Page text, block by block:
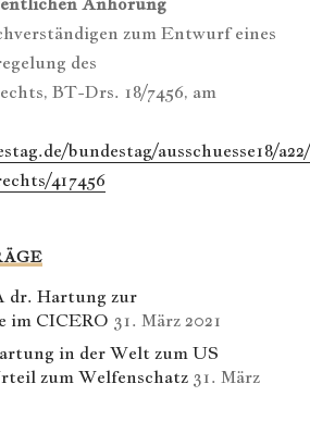
zum Entwurf eines
des
BT-Drs. 18/7456, am
bundestag/ausschuesse18/
417456
dr. Hartung zur
im CICERO 31. März 2021
in der Welt zum US
zum Welfenschatz 31. März